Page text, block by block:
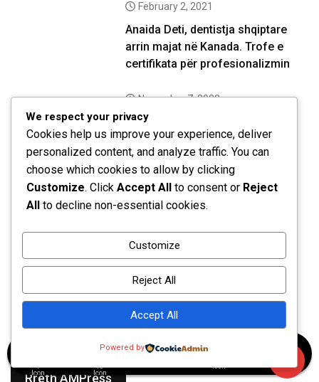
February 2, 2021
Anaida Deti, dentistja shqiptare
arrin majat në Kanada. Trofe e
certifikata për profesionalizmin
November 7, 2022
Monedhë e lashtë shkruar në
shqip: ΖΕΥΣΕΛ; ZEYS/EL = ZEUSI
YLL -Nga Aleksandër Hasanaj
Rreth AMPress
We respect your privacy
Cookies help us improve your experience, deliver
personalized content, and analyze traffic. You can
choose which cookies to allow by clicking
Customize. Click Accept All to consent or Reject
All to decline non-essential cookies.
Customize
Reject All
Accept All
Powered by